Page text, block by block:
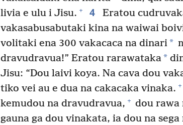
livia e ulu i Jisu. + 4
Eratou
vakasabusabutaki kina na waiwai
volitaki ena 300 vakacaca na dinari*
dravudravua!” Eratou rarawataka*
Jisu: “Dou laivi koya. Na cava dou
tiko vei au e dua na cakacaka vinaka. +
kemudou na dravudravua, + dou rawa
gauna ga dou vinakata, ia dou na